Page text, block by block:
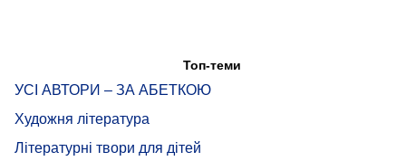
Топ-теми
УСІ АВТОРИ – ЗА АБЕТКОЮ
Художня література
Літературні твори для дітей